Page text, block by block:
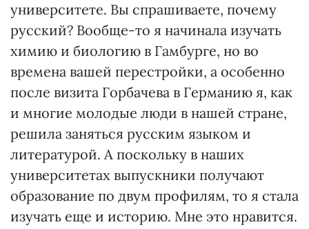
университете. Вы спрашиваете, почему
русский? Вообще-то я начинала изучать
химию и биологию в Гамбурге, но во
времена вашей перестройки, а особенно
после визита Горбачева в Германию я, как
и многие молодые люди в нашей стране,
решила заняться русским языком и
литературой. А поскольку в наших
университетах выпускники получают
образование по двум профилям, то я стала
изучать еще и историю. Мне это нравится.